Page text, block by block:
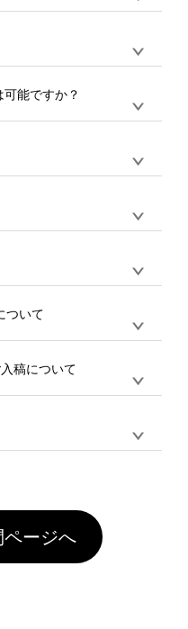
す。デザインツールから
済まで完了できます。
など、大口注文の場合
るエコバッグコンシェル
ルをご利用ください。製
多いほど、オンデマンド
で製作することが可能で
、JPG / PNG / AI / PSD /
データの最大サイズ
ド可能です。使用できな
ます。（※ Illustratorか
していません。AIで保存
らアップロードして下さ
能ですか？
ます。30個以上のご製
ポートが担当するエコバ
電話やFAX、メールなど
の場合は、製作数量が
ポート担当が、デザイ
サー
。(※ 30個以下の場合
ご利用ください)
配送業者・伝票番号を
しますので、直接配送業
整をお願い致します。
引(最大50%)が適用され
】購入金額の1％が1ポ
、次回ご注文時に1ポイ
いいただけます。ポイン
付与され、次回ご注文時
ポイントの有効期限は一
ク】過去10カ月のご注
ク割引(最大5%)が適用
されていなければ、ラン
せん。
ついて
ラー生地（Tシャツのホ
のナチュラル、ホワイト
定着させるための処理剤
期・低価格で商品をお届
落とすことが可能です。
ご自身にて着用前に落と
お願いいたします。※1
のご注文に関わらず、前
稿について
タも該当デザインのみ画
に変換、またはAdobe
きで4,000円未満になる
すので、ご注意くださ
ページへ